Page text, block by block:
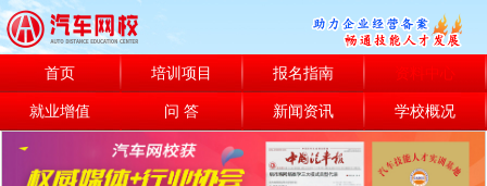
首页 培训项目 报名指南 资料中心
就业增值 问 答 新闻资讯 学校概况